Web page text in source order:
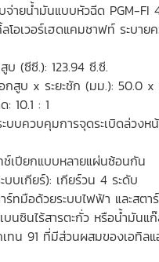
จ่ายน้ำมันแบบหัวฉีด PGM-FI
โอเวอร์เฮดแคมชาฟท์ ระบาย
บ (ซีซี.): 123.94 ซี.ซี.
กสูบ x ระยะชัก (มม.): 50.0 x
10.1 : 1
ะบบควบคุมการจุดระเบิดล่วงห
เปียกแบบหลายแผ่นซ้อนกัน
บบเกียร์): เกียร์วน 4 ระดับ
ร์ทมือด้วยระบบไฟฟ้า และสตา
บนซินไร้สารตะกั่ว หรือน้ำมันแ
ทน 91 ที่มีส่วนผสมของเอทิล